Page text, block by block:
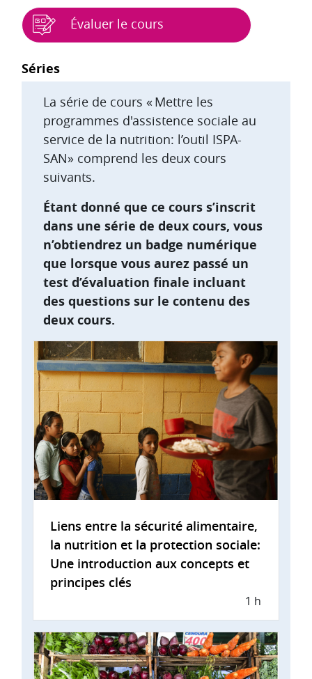
Évaluer le cours
Blocs
Séries
La série de cours « Mettre les
programmes d'assistence sociale au
service de la nutrition: l’outil ISPA-
SAN» comprend les deux cours
suivants.
Étant donné que ce cours s’inscrit
dans une série de deux cours, vous
n’obtiendrez un badge numérique
que lorsque vous aurez passé un
test d’évaluation finale incluant
des questions sur le contenu des
deux cours.
Liens entre la sécurité alimentaire,
la nutrition et la protection sociale:
Une introduction aux concepts et
principes clés
1 h